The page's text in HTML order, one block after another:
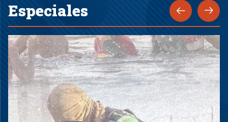
Especiales